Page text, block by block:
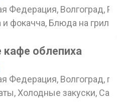
Федерация, Волгоград,
фокачча, Блюда на гриле,
кафе облепиха
Федерация, Волгоград,
Холодные закуски,